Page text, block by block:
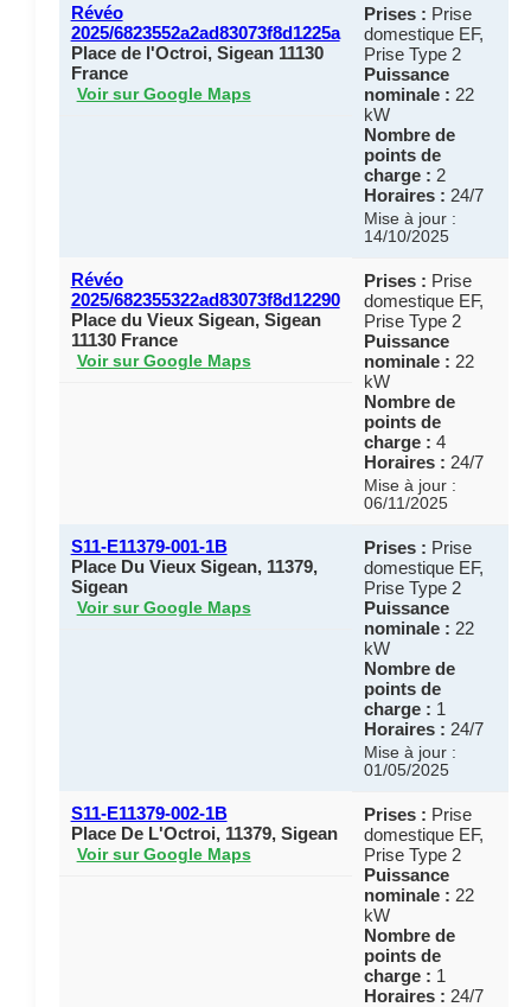
Révéo
2025/6823552a2ad83073f8d1225a
Place de l'Octroi, Sigean 11130
France
Voir sur Google Maps
Prises : Prise
domestique EF,
Prise Type 2
Puissance
nominale : 22
kW
Nombre de
points de
charge : 2
Horaires : 24/7
Mise à jour :
14/10/2025
Révéo
2025/682355322ad83073f8d12290
Place du Vieux Sigean, Sigean
11130 France
Voir sur Google Maps
Prises : Prise
domestique EF,
Prise Type 2
Puissance
nominale : 22
kW
Nombre de
points de
charge : 4
Horaires : 24/7
Mise à jour :
06/11/2025
S11-E11379-001-1B
Place Du Vieux Sigean, 11379,
Sigean
Voir sur Google Maps
Prises : Prise
domestique EF,
Prise Type 2
Puissance
nominale : 22
kW
Nombre de
points de
charge : 1
Horaires : 24/7
Mise à jour :
01/05/2025
S11-E11379-002-1B
Place De L'Octroi, 11379, Sigean
Voir sur Google Maps
Prises : Prise
domestique EF,
Prise Type 2
Puissance
nominale : 22
kW
Nombre de
points de
charge : 1
Horaires : 24/7